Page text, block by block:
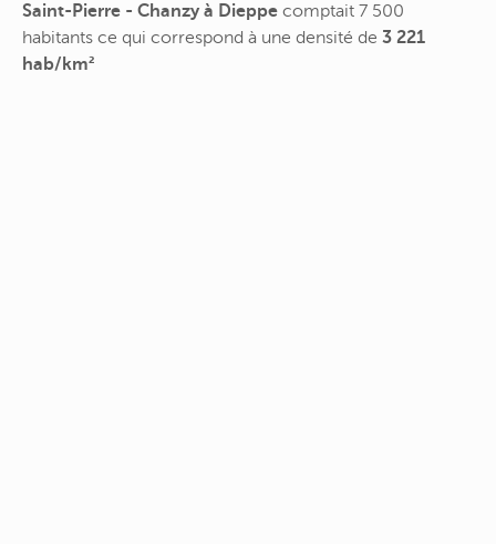
Saint-Pierre - Chanzy à Dieppe comptait 7 500
habitants ce qui correspond à une densité de 3 221
hab/km²